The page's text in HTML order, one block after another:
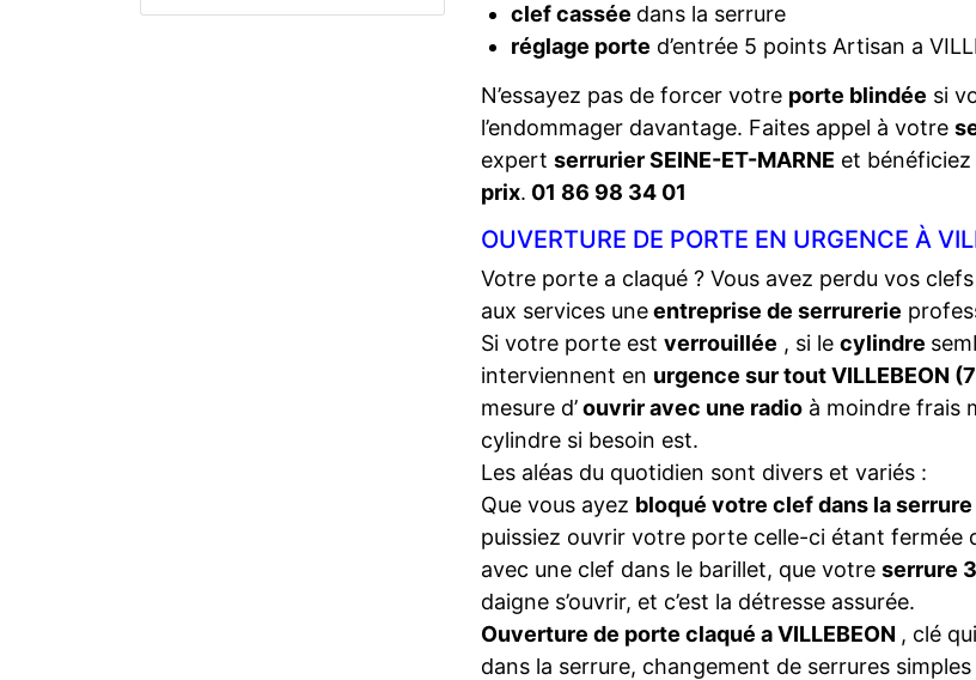
clef cassée dans la serrure
réglage porte d’entrée 5 points Artisan a
N’essayez pas de forcer votre porte blindée si
l’endommager davantage. Faites appel à votre
expert serrurier SEINE-ET-MARNE et bénéficiez
prix. 01 86 98 34 01
OUVERTURE DE PORTE EN URGENCE À
Votre porte a claqué ? Vous avez perdu vos
aux services uneentreprise de serrurerie
Si votre porte est verrouillée , si le cylindre
interviennent en urgence sur tout VILLEBEON
mesure d’ouvrir avec une radio à moindre frais
cylindre si besoin est.
Les aléas du quotidien sont divers et variés :
Que vous ayez bloqué votre clef dans la serrure
puissiez ouvrir votre porte celle-ci étant fermée
avec une clef dans le barillet, que votre serrure
daigne s’ouvrir, et c’est la détresse assurée.
Ouverture de porte claqué a VILLEBEON , clé
dans la serrure, changement de serrures